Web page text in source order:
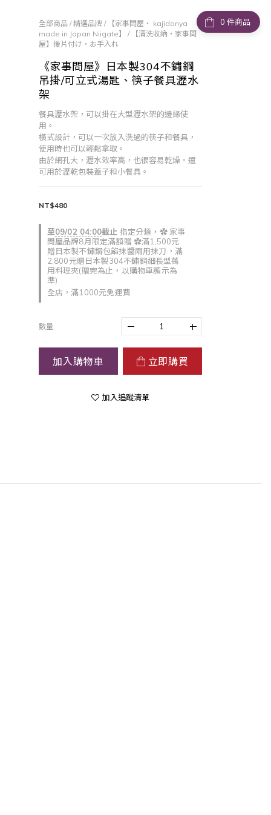
件商品
全部商品 /精選品牌/
【家事問屋・ kajidonya
made in Japan Niigate】
/
【清洗收納・家事問
屋】後片付け・お手入れ
《家事問屋》日本製304不鏽鋼
吊掛/可立式湯匙、筷子餐具瀝水
架
餐具瀝水架，可以掛在大型瀝水架的邊緣使
用。
橫式設計，可以一次放入洗過的筷子和餐具，
使用時也可以輕鬆拿取。
由於網孔大，瀝水效率高，也很容易乾燥。還
可用於瀝乾包裝蓋子和小餐具。
至09/02 04:00截止 指定分類，✿ 家事
問屋品牌8月限定滿額贈 ✿滿1,500元
贈日本製不鏽鋼包餡抹醬兩用抹刀，滿
2,800元贈日本製304不鏽鋼細長型萬
用料理夾(贈完為止，以購物車顯示為
準)
全店，滿1000元免運費
NT$480
數量
加入購物車 立即購買
加入追蹤清單